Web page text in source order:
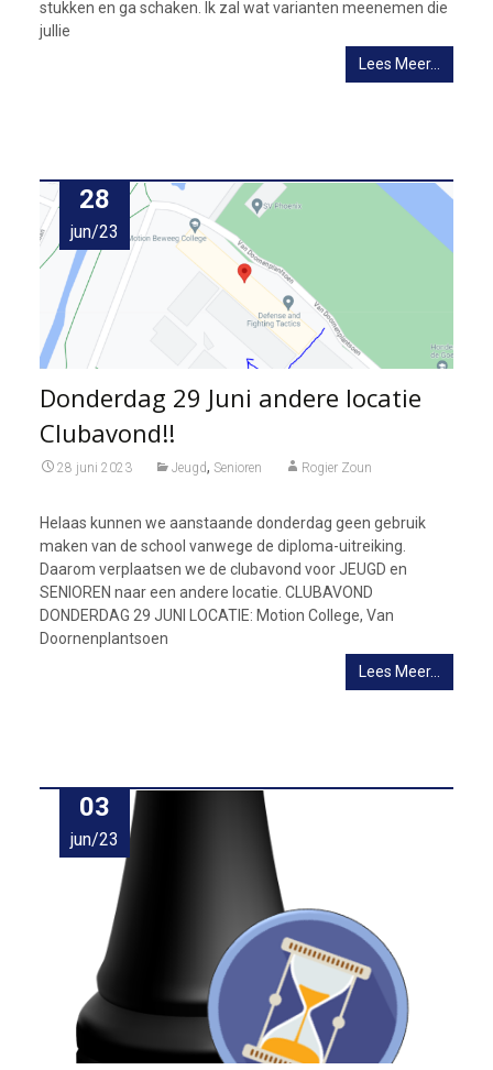
stukken en ga schaken. Ik zal wat varianten meenemen die
jullie
Lees Meer…
28
jun/23
Donderdag 29 Juni andere locatie
Clubavond!!
28 juni 2023 Jeugd, Senioren Rogier Zoun
Helaas kunnen we aanstaande donderdag geen gebruik
maken van de school vanwege de diploma-uitreiking.
Daarom verplaatsen we de clubavond voor JEUGD en
SENIOREN naar een andere locatie. CLUBAVOND
DONDERDAG 29 JUNI LOCATIE: Motion College, Van
Doornenplantsoen
Lees Meer…
03
jun/23